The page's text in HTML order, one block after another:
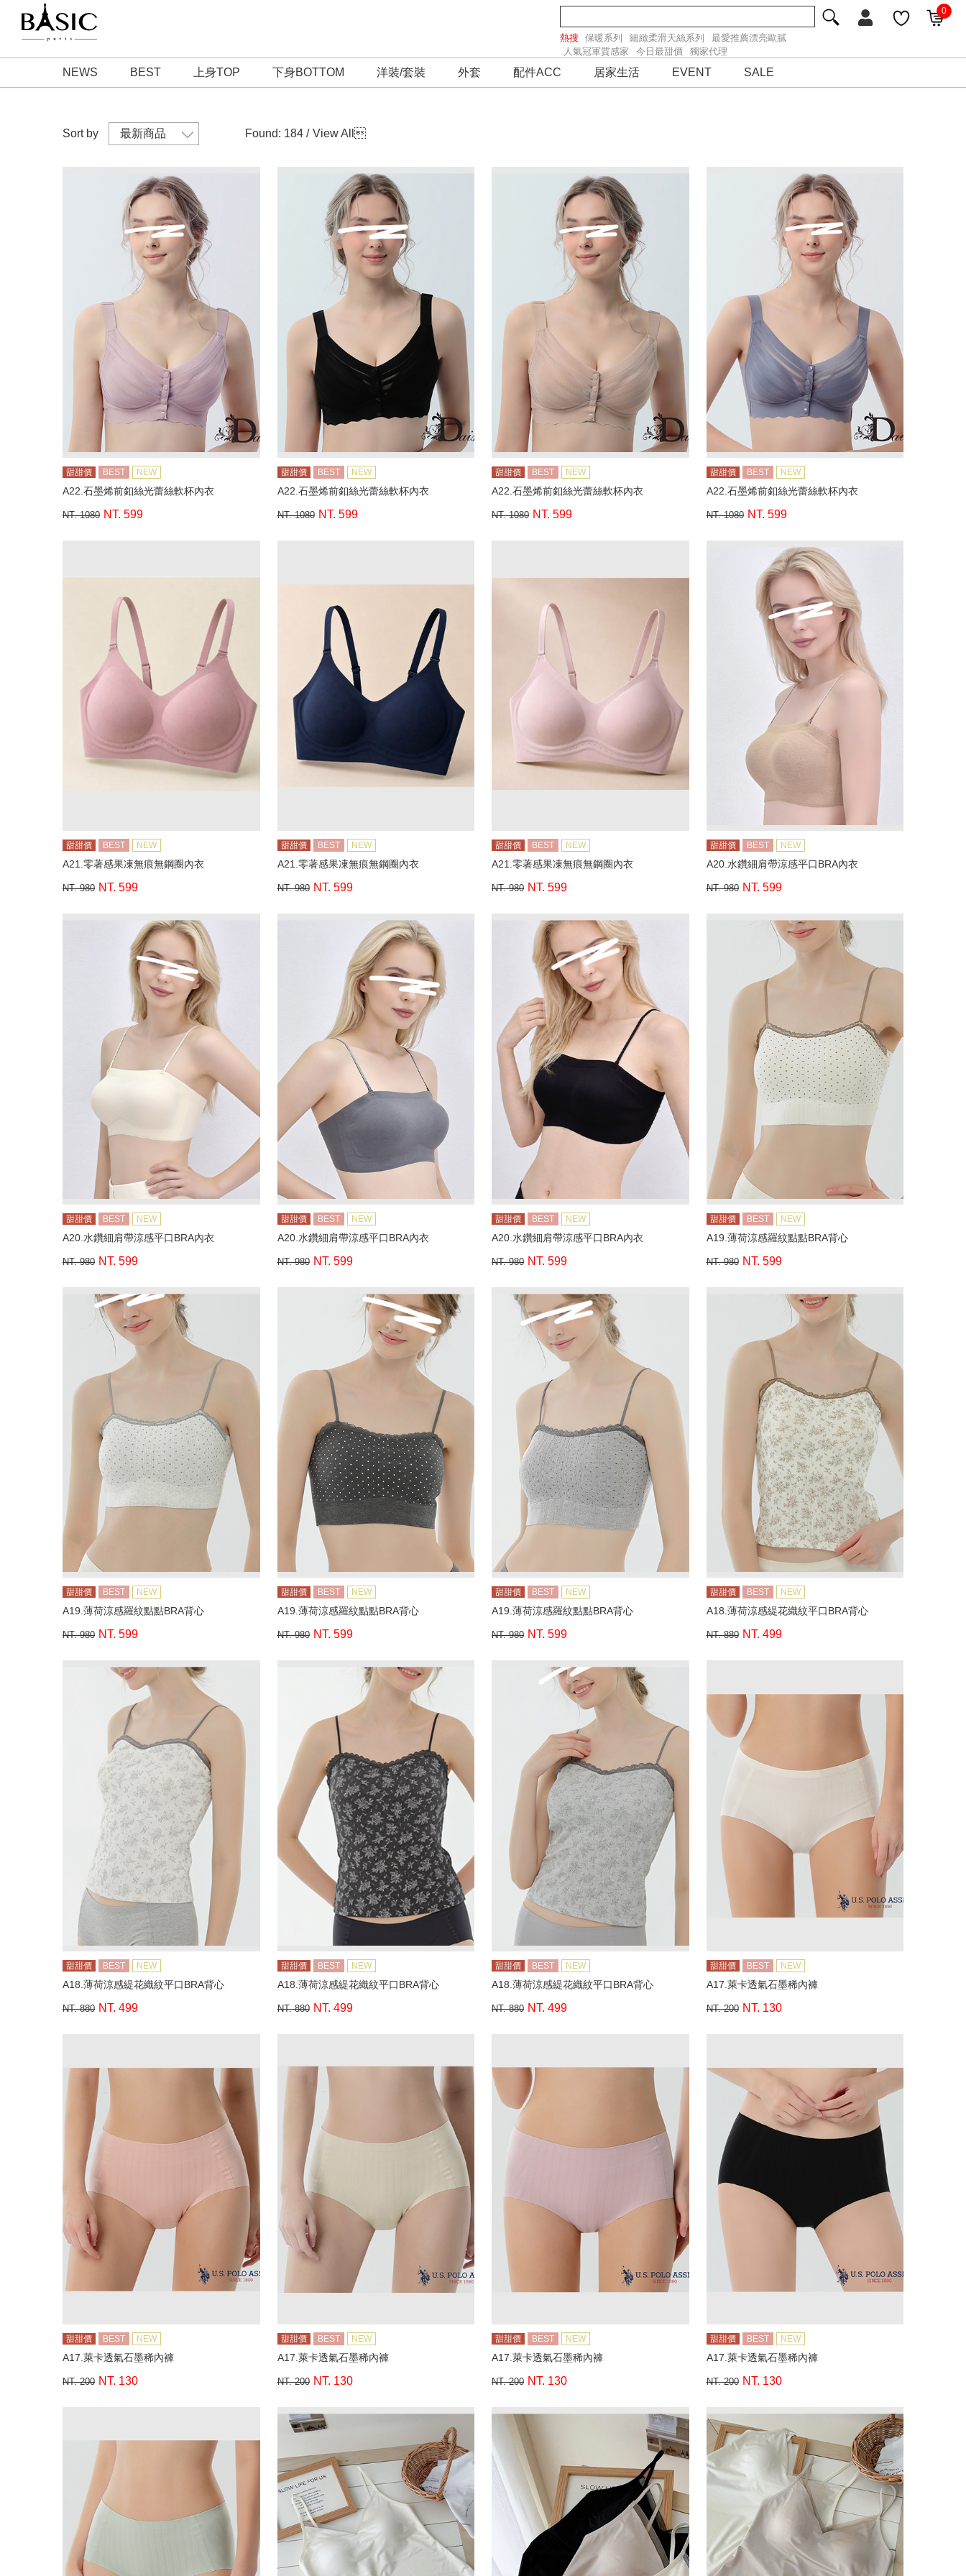
0
NEWS BEST 上身TOP 下身BOTTOM 洋裝/套裝 外套 配件ACC 居家生活 EVENT SALE
熱搜 保暖系列 細緻柔滑天絲系列
最愛推薦漂亮歐膩
人氣冠軍質感家
今日最甜價 獨家代理
Sort by Found: 184 / View All 
甜甜價 BEST NEW
A22.石墨烯前釦絲光蕾絲軟杯內衣
NT. 1080 NT. 599
甜甜價 BEST NEW
A22.石墨烯前釦絲光蕾絲軟杯內衣
NT. 1080 NT. 599
甜甜價 BEST NEW
A22.石墨烯前釦絲光蕾絲軟杯內衣
NT. 1080 NT. 599
甜甜價 BEST NEW
A22.石墨烯前釦絲光蕾絲軟杯內衣
NT. 1080 NT. 599
甜甜價 BEST NEW
A21.零著感果凍無痕無鋼圈內衣
NT. 980 NT. 599
甜甜價 BEST NEW
A21.零著感果凍無痕無鋼圈內衣
NT. 980 NT. 599
甜甜價 BEST NEW
A21.零著感果凍無痕無鋼圈內衣
NT. 980 NT. 599
甜甜價 BEST NEW
A20.水鑽細肩帶涼感平口BRA內衣
NT. 980 NT. 599
甜甜價 BEST NEW
A20.水鑽細肩帶涼感平口BRA內衣
NT. 980 NT. 599
甜甜價 BEST NEW
A20.水鑽細肩帶涼感平口BRA內衣
NT. 980 NT. 599
甜甜價 BEST NEW
A20.水鑽細肩帶涼感平口BRA內衣
NT. 980 NT. 599
甜甜價 BEST NEW
A19.薄荷涼感羅紋點點BRA背心
NT. 980 NT. 599
甜甜價 BEST NEW
A19.薄荷涼感羅紋點點BRA背心
NT. 980 NT. 599
甜甜價 BEST NEW
A19.薄荷涼感羅紋點點BRA背心
NT. 980 NT. 599
甜甜價 BEST NEW
A19.薄荷涼感羅紋點點BRA背心
NT. 980 NT. 599
甜甜價 BEST NEW
A18.薄荷涼感緹花織紋平口BRA背心
NT. 880 NT. 499
甜甜價 BEST NEW
A18.薄荷涼感緹花織紋平口BRA背心
NT. 880 NT. 499
甜甜價 BEST NEW
A18.薄荷涼感緹花織紋平口BRA背心
NT. 880 NT. 499
甜甜價 BEST NEW
A18.薄荷涼感緹花織紋平口BRA背心
NT. 880 NT. 499
甜甜價 BEST NEW
A17.萊卡透氣石墨稀內褲
NT. 200 NT. 130
甜甜價 BEST NEW
A17.萊卡透氣石墨稀內褲
NT. 200 NT. 130
甜甜價 BEST NEW
A17.萊卡透氣石墨稀內褲
NT. 200 NT. 130
甜甜價 BEST NEW
A17.萊卡透氣石墨稀內褲
NT. 200 NT. 130
甜甜價 BEST NEW
A17.萊卡透氣石墨稀內褲
NT. 200 NT. 130